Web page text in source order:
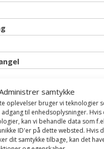
samtykke
oplevelser bruger vi teknologier
til enhedsoplysninger. Hvis
kan vi behandle data som
ID'er på dette websted. Hvis
dit samtykke tilbage, kan det